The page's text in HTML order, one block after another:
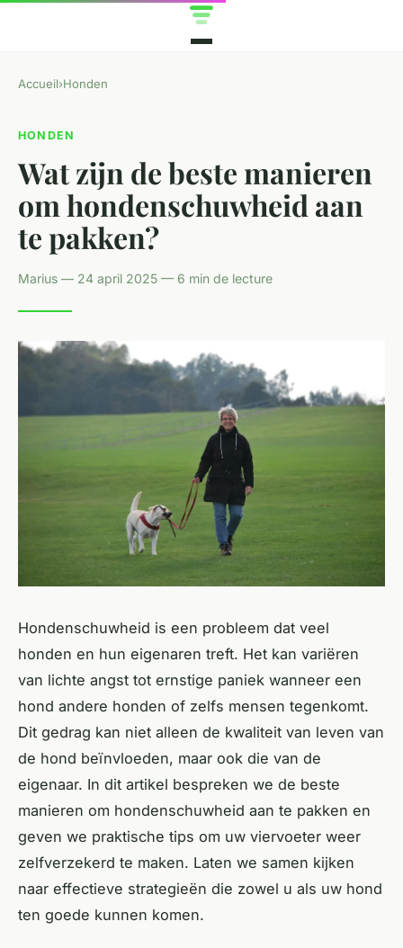
Accueil›Honden
HONDEN
Wat zijn de beste manieren
om hondenschuwheid aan
te pakken?
Marius — 24 april 2025 — 6 min de lecture
Hondenschuwheid is een probleem dat veel
honden en hun eigenaren treft. Het kan variëren
van lichte angst tot ernstige paniek wanneer een
hond andere honden of zelfs mensen tegenkomt.
Dit gedrag kan niet alleen de kwaliteit van leven van
de hond beïnvloeden, maar ook die van de
eigenaar. In dit artikel bespreken we de beste
manieren om hondenschuwheid aan te pakken en
geven we praktische tips om uw viervoeter weer
zelfverzekerd te maken. Laten we samen kijken
naar effectieve strategieën die zowel u als uw hond
ten goede kunnen komen.